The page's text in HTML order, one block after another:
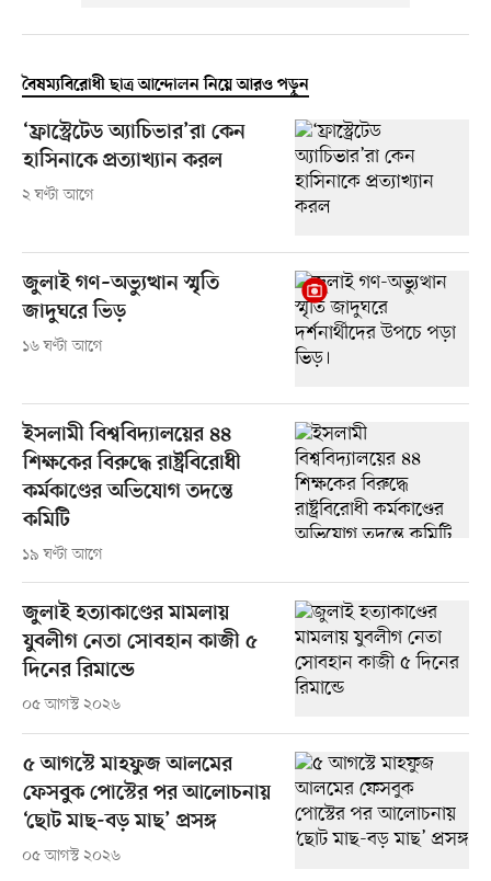
বৈষম্যবিরোধী ছাত্র আন্দোলন নিয়ে আরও পড়ুন
‘ফ্রাস্ট্রেটেড অ্যাচিভার’রা কেন
হাসিনাকে প্রত্যাখ্যান করল
২ ঘণ্টা আগে
জুলাই গণ–অভ্যুত্থান স্মৃতি
জাদুঘরে ভিড়
১৬ ঘণ্টা আগে
ইসলামী বিশ্ববিদ্যালয়ের ৪৪
শিক্ষকের বিরুদ্ধে রাষ্ট্রবিরোধী
কর্মকাণ্ডের অভিযোগ তদন্তে
কমিটি
১৯ ঘণ্টা আগে
জুলাই হত্যাকাণ্ডের মামলায়
যুবলীগ নেতা সোবহান কাজী ৫
দিনের রিমান্ডে
০৫ আগস্ট ২০২৬
৫ আগস্টে মাহফুজ আলমের
ফেসবুক পোস্টের পর আলোচনায়
‘ছোট মাছ-বড় মাছ’ প্রসঙ্গ
০৫ আগস্ট ২০২৬